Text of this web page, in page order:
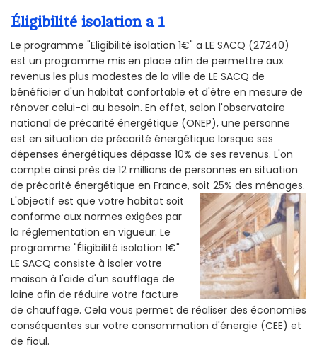
Éligibilité isolation a 1
Le programme "Eligibilité isolation 1€" a LE SACQ (27240)
est un programme mis en place afin de permettre aux
revenus les plus modestes de la ville de LE SACQ de
bénéficier d'un habitat confortable et d'être en mesure de
rénover celui-ci au besoin. En effet, selon l'observatoire
national de précarité énergétique (ONEP), une personne
est en situation de précarité énergétique lorsque ses
dépenses énergétiques dépasse 10% de ses revenus. L'on
compte ainsi près de 12 millions de personnes en situation
de précarité énergétique en France, soit 25% des ménages.
L'objectif est que votre habitat soit
conforme aux normes exigées par
la réglementation en vigueur. Le
programme "Éligibilité isolation 1€"
LE SACQ consiste à isoler votre
maison à l'aide d'un soufflage de
laine afin de réduire votre facture
de chauffage. Cela vous permet de réaliser des économies
conséquentes sur votre consommation d'énergie (CEE) et
de fioul.